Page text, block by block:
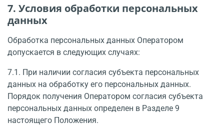
7. Условия обработки персональных
данных
Обработка персональных данных Оператором
допускается в следующих слу­чаях:
7.1. При наличии согласия субъекта персональных
данных на обработку его персональных данных.
Порядок получения Оператором согласия субъекта
персональных данных опреде­лен в Разделе 9
настоящего Положения.